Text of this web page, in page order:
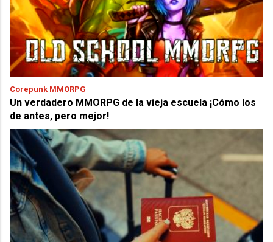
Corepunk MMORPG
Un verdadero MMORPG de la vieja escuela ¡Cómo los
de antes, pero mejor!